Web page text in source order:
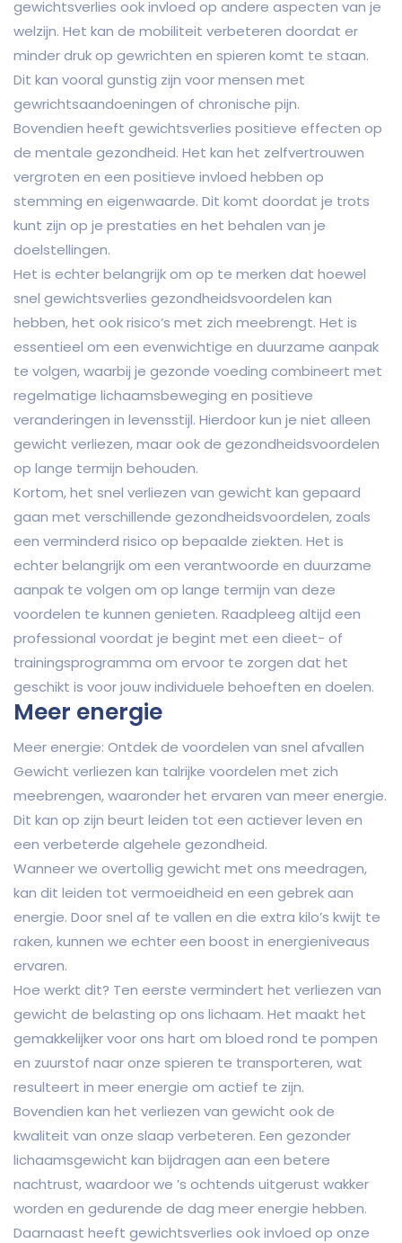
gewichtsverlies ook invloed op andere aspecten van je
welzijn. Het kan de mobiliteit verbeteren doordat er
minder druk op gewrichten en spieren komt te staan.
Dit kan vooral gunstig zijn voor mensen met
gewrichtsaandoeningen of chronische pijn.
Bovendien heeft gewichtsverlies positieve effecten op
de mentale gezondheid. Het kan het zelfvertrouwen
vergroten en een positieve invloed hebben op
stemming en eigenwaarde. Dit komt doordat je trots
kunt zijn op je prestaties en het behalen van je
doelstellingen.
Het is echter belangrijk om op te merken dat hoewel
snel gewichtsverlies gezondheidsvoordelen kan
hebben, het ook risico’s met zich meebrengt. Het is
essentieel om een evenwichtige en duurzame aanpak
te volgen, waarbij je gezonde voeding combineert met
regelmatige lichaamsbeweging en positieve
veranderingen in levensstijl. Hierdoor kun je niet alleen
gewicht verliezen, maar ook de gezondheidsvoordelen
op lange termijn behouden.
Kortom, het snel verliezen van gewicht kan gepaard
gaan met verschillende gezondheidsvoordelen, zoals
een verminderd risico op bepaalde ziekten. Het is
echter belangrijk om een verantwoorde en duurzame
aanpak te volgen om op lange termijn van deze
voordelen te kunnen genieten. Raadpleeg altijd een
professional voordat je begint met een dieet- of
trainingsprogramma om ervoor te zorgen dat het
geschikt is voor jouw individuele behoeften en doelen.
Meer energie
Meer energie: Ontdek de voordelen van snel afvallen
Gewicht verliezen kan talrijke voordelen met zich
meebrengen, waaronder het ervaren van meer energie.
Dit kan op zijn beurt leiden tot een actiever leven en
een verbeterde algehele gezondheid.
Wanneer we overtollig gewicht met ons meedragen,
kan dit leiden tot vermoeidheid en een gebrek aan
energie. Door snel af te vallen en die extra kilo’s kwijt te
raken, kunnen we echter een boost in energieniveaus
ervaren.
Hoe werkt dit? Ten eerste vermindert het verliezen van
gewicht de belasting op ons lichaam. Het maakt het
gemakkelijker voor ons hart om bloed rond te pompen
en zuurstof naar onze spieren te transporteren, wat
resulteert in meer energie om actief te zijn.
Bovendien kan het verliezen van gewicht ook de
kwaliteit van onze slaap verbeteren. Een gezonder
lichaamsgewicht kan bijdragen aan een betere
nachtrust, waardoor we ’s ochtends uitgerust wakker
worden en gedurende de dag meer energie hebben.
Daarnaast heeft gewichtsverlies ook invloed op onze